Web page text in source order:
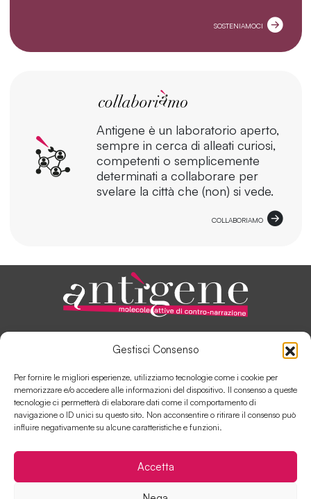
Gestisci Consenso
Per fornire le migliori esperienze, utilizziamo tecnologie come i cookie per
memorizzare e/o accedere alle informazioni del dispositivo. Il consenso a queste
tecnologie ci permetterà di elaborare dati come il comportamento di
navigazione o ID unici su questo sito. Non acconsentire o ritirare il consenso può
influire negativamente su alcune caratteristiche e funzioni.
Accetta
SOSTENIAMOCI
Antigene è un laboratorio aperto,
sempre in cerca di alleati curiosi,
competenti o semplicemente
determinati a collaborare per
svelare la città che (non) si vede.
COLLABORIAMO
ANTÌGENE, IN PILLOLE
SOSTIENI ANTÌGENE
COLLABORA CON ANTÌGENE
Contatti
Cookie Policy